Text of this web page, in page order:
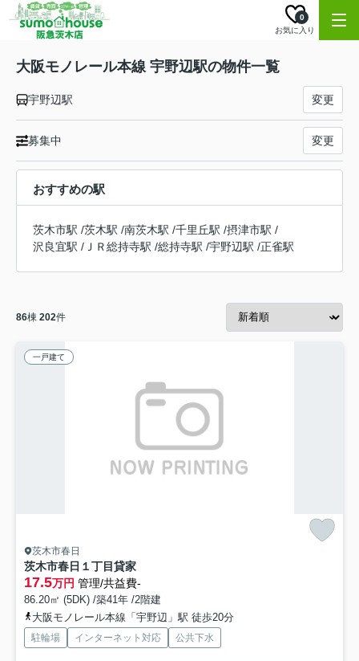
お気に入り
0
大阪モノレール本線 宇野辺駅の物件一覧
宇野辺駅 変更
募集中 変更
おすすめの駅
茨木市駅 /茨木駅 /南茨木駅 /千里丘駅 /摂津市駅 /
沢良宜駅 / ＪＲ総持寺駅 /総持寺駅 /宇野辺駅 /正雀駅
86棟 202件
一戸建て
茨木市春日
茨木市春日１丁目貸家
17.5万円 管理/共益費-
86.20㎡ (5DK) /築41年 /2階建
大阪モノレール本線「宇野辺」駅 徒歩20分
駐輪場 インターネット対応 公共下水